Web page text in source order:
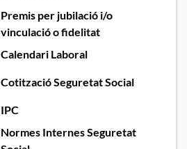
Premis per jubilació i/o
vinculació o fidelitat
Calendari Laboral
Cotització Seguretat Social
IPC
Normes Internes Seguretat